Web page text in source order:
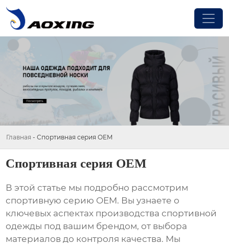
Главная - Спортивная серия OEM
Спортивная серия OEM
В этой статье мы подробно рассмотрим
спортивную серию OEM. Вы узнаете о
ключевых аспектах производства спортивной
одежды под вашим брендом, от выбора
материалов до контроля качества. Мы